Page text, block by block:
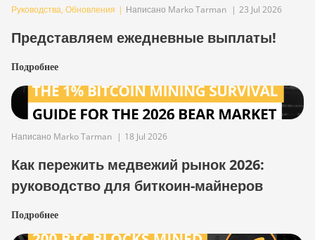
Руководства, Обновления | Написано Marko Tarman | 23 Jul 2026
Представляем ежедневные выплаты!
Подробнее
Написано Marko Tarman | 18 Jul 2026
Как пережить медвежий рынок 2026:
руководство для биткоин-майнеров
Подробнее